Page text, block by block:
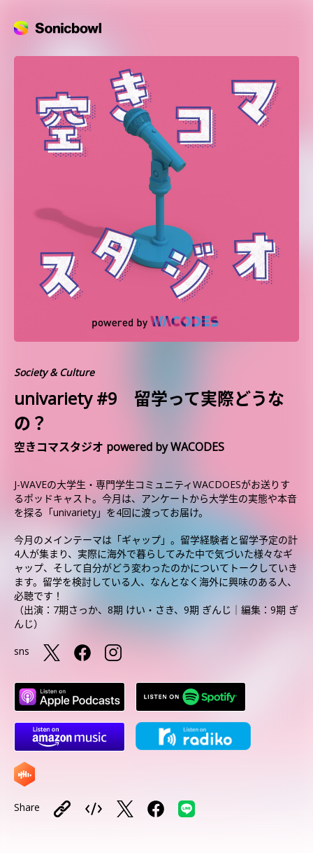
Society & Culture
univariety #9 留学って実際どうな
の？
空きコマスタジオ powered by WACODES
J-WAVEの大学生・専門学生コミュニティWACDOESがお送りす
るポッドキャスト。今月は、アンケートから大学生の実態や本音
を探る「univariety」を4回に渡ってお届け。
今月のメインテーマは「ギャップ」。留学経験者と留学予定の計
4人が集まり、実際に海外で暮らしてみた中で気づいた様々なギ
ャップ、そして自分がどう変わったのかについてトークしていき
ます。留学を検討している人、なんとなく海外に興味のある人、
必聴です！
（出演：7期さっか、8期 けい・さき、9期 ぎんじ│編集：9期 ぎ
んじ）
sns
Share